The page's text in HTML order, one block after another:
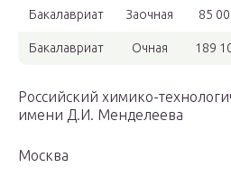
Бакалавриат Заочная 85
Бакалавриат Очная 189
Российский химико-
имени Д.И. Менделеева
Москва